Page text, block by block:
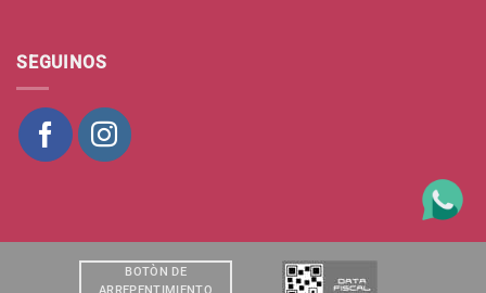
SEGUINOS
BOTÒN DE